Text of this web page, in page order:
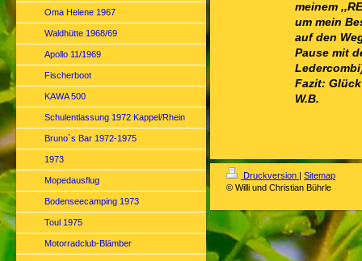
Oma Helene 1967
Waldhütte 1968/69
Apollo 11/1969
Fischerboot
KAWA 500
Schulentlassung 1972 Kappel/Rhein
Bruno`s Bar 1972-1975
1973
Mopedausflug
Bodenseecamping 1973
Toul 1975
Motorradclub-Blämber
meinem
um mein
auf den
Pause mit
Fazit:
W.B.
Druckversion | Sitemap
© Willi und Christian Bührle